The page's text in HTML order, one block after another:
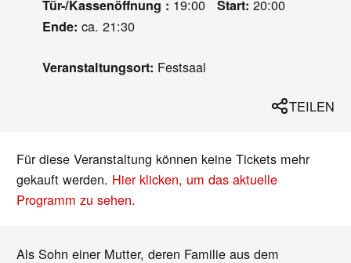
Tür-/Kassenöffnung : 19:00 Start: 20:00
Ende: ca. 21:30
Veranstaltungsort: Festsaal
TEILEN
Für diese Veranstaltung können keine Tickets mehr
gekauft werden. Hier klicken, um das aktuelle
Programm zu sehen.
Als Sohn einer Mutter, deren Familie aus dem